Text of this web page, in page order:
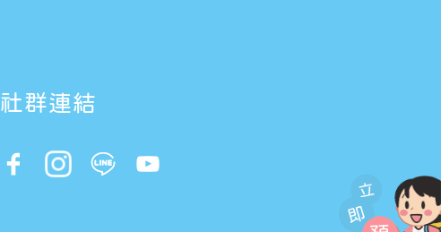
立
即
社群連結